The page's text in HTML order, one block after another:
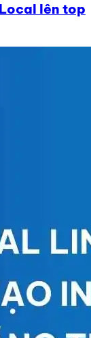
lên top